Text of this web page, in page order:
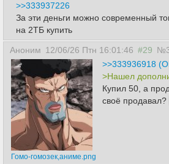
>>333937226
За эти деньги можно современный
на 2ТБ купить
Аноним 12/06/26 Птн 16:01:46 #29
Гомо-гомозек,аниме.png
>>333936918
>Нашел
Купил 50, а
своё продавал?